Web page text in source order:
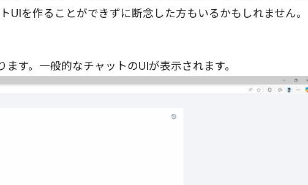
UIを作ることができずに断念した方もいるかもしれません。
す。一般的なチャットのUIが表示されます。